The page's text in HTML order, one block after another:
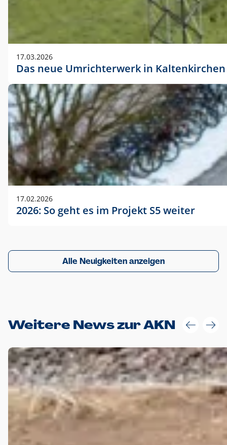
17.03.2026
Das neue Umrichterwerk in Kaltenkirchen
17.02.2026
2026: So geht es im Projekt S5 weiter
Alle Neuigkeiten anzeigen
Weitere News zur AKN